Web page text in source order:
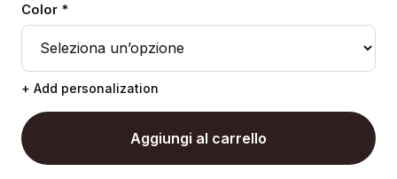
Color *
+ Add personalization
Aggiungi al carrello